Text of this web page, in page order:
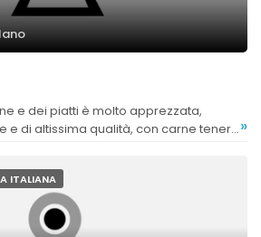
e di altissima qualità, con carne tenera»
ITALIANA